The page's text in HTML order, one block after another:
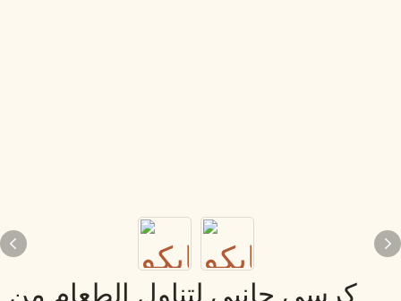
كرسي جانبي لتناول الطعام من